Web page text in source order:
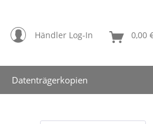
Händler Log-In 0,00
Datenträgerkopien